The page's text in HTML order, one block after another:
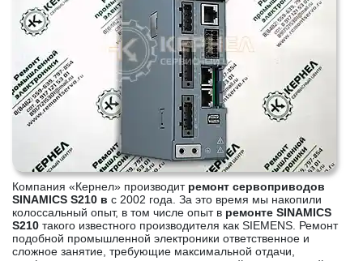
Компания «Кернел» производит ремонт сервоприводов
SINAMICS S210 в с 2002 года. За это время мы накопили
колоссальный опыт, в том числе опыт в ремонте SINAMICS
S210 такого известного производителя как SIEMENS. Ремонт
подобной промышленной электроники ответственное и
сложное занятие, требующие максимальной отдачи,